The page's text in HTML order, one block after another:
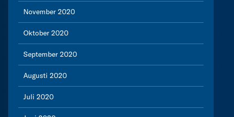
November 2020
Oktober 2020
September 2020
Augusti 2020
Juli 2020